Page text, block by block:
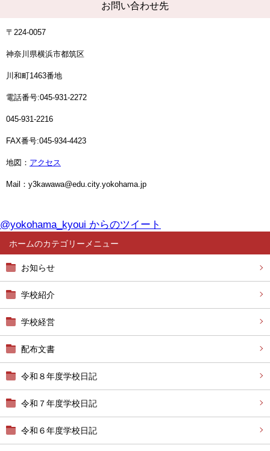
ホーム
お知らせ
学校紹介
学校経営
配布文書
令和８年度学校日記
令和７年度学校日記
令和６年度学校日記
お問い合わせ先
〒224-0057
神奈川県横浜市都筑区
川和町1463番地
電話番号:045-931-2272
045-931-2216
FAX番号:045-934-4423
地図： アクセス
Mail：y3kawawa@edu.city.yokohama.jp
@yokohama_kyoui からのツイート